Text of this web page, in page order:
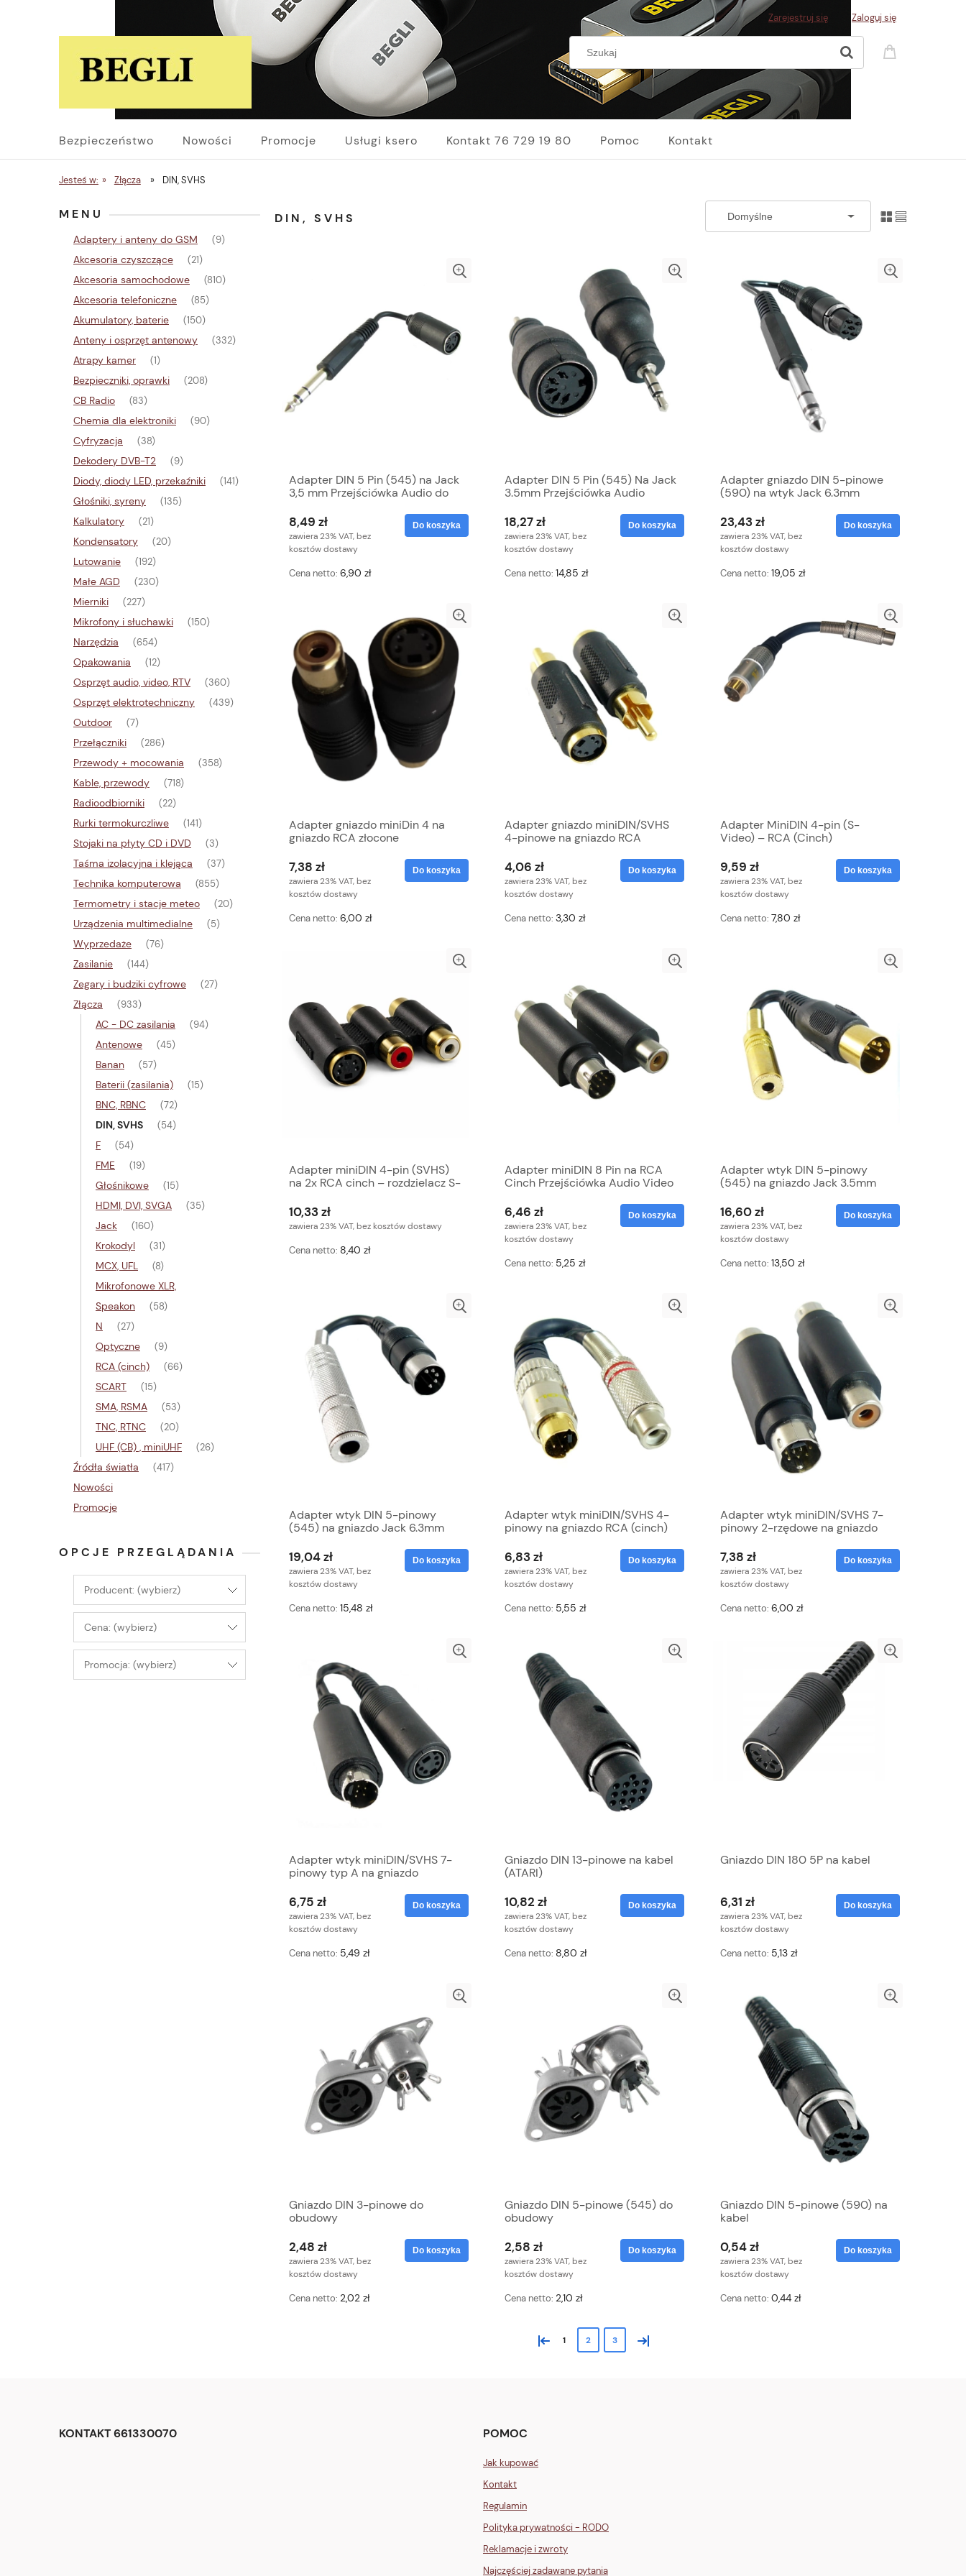
Zarejestruj się Zaloguj się
Bezpieczeństwo Nowości Promocje Usługi ksero Kontakt 76 729 19 80 Pomoc Kontakt
Jesteś w: » Złącza » DIN, SVHS
MENU
Adaptery i anteny do GSM (9)
Akcesoria czyszczące (21)
Akcesoria samochodowe (810)
Akcesoria telefoniczne (85)
Akumulatory, baterie (150)
Anteny i osprzęt antenowy (332)
Atrapy kamer (1)
Bezpieczniki, oprawki (208)
CB Radio (83)
Chemia dla elektroniki (90)
Cyfryzacja (38)
Dekodery DVB-T2 (9)
Diody, diody LED, przekaźniki (141)
Głośniki, syreny (135)
Kalkulatory (21)
Kondensatory (20)
Lutowanie (192)
Małe AGD (230)
Mierniki (227)
Mikrofony i słuchawki (150)
Narzędzia (654)
Opakowania (12)
Osprzęt audio, video, RTV (360)
Osprzęt elektrotechniczny (439)
Outdoor (7)
Przełączniki (286)
Przewody + mocowania (358)
Kable, przewody (718)
Radioodbiorniki (22)
Rurki termokurczliwe (141)
Stojaki na płyty CD i DVD (3)
Taśma izolacyjna i klejąca (37)
Technika komputerowa (855)
Termometry i stacje meteo (20)
Urządzenia multimedialne (5)
Wyprzedaże (76)
Zasilanie (144)
Zegary i budziki cyfrowe (27)
Złącza (933)
AC - DC zasilania (94)
Antenowe (45)
Banan (57)
Baterii (zasilania) (15)
BNC, RBNC (72)
DIN, SVHS (54)
F (54)
FME (19)
Głośnikowe (15)
HDMI, DVI, SVGA (35)
Jack (160)
Krokodyl (31)
MCX, UFL (8)
Mikrofonowe XLR,
Speakon
(58)
N (27)
Optyczne (9)
RCA (cinch) (66)
SCART (15)
SMA, RSMA (53)
TNC, RTNC (20)
UHF (CB) , miniUHF (26)
Źródła światła (417)
Nowości
Promocje
OPCJE PRZEGLĄDANIA
Producent: (wybierz)
Cena: (wybierz)
Promocja: (wybierz)
DIN, SVHS
Adapter DIN 5 Pin (545) na Jack
3,5 mm Przejściówka Audio do
8,49 zł
zawiera 23% VAT, bez
kosztów dostawy
Cena netto: 6,90 zł
Do koszyka
Adapter DIN 5 Pin (545) Na Jack
3.5mm Przejściówka Audio
18,27 zł
zawiera 23% VAT, bez
kosztów dostawy
Cena netto: 14,85 zł
Do koszyka
Adapter gniazdo DIN 5-pinowe
(590) na wtyk Jack 6.3mm
23,43 zł
zawiera 23% VAT, bez
kosztów dostawy
Cena netto: 19,05 zł
Do koszyka
Adapter gniazdo miniDin 4 na
gniazdo RCA złocone
7,38 zł
zawiera 23% VAT, bez
kosztów dostawy
Cena netto: 6,00 zł
Do koszyka
Adapter gniazdo miniDIN/SVHS
4-pinowe na gniazdo RCA
4,06 zł
zawiera 23% VAT, bez
kosztów dostawy
Cena netto: 3,30 zł
Do koszyka
Adapter MiniDIN 4-pin (S-
Video) – RCA (Cinch)
9,59 zł
zawiera 23% VAT, bez
kosztów dostawy
Cena netto: 7,80 zł
Do koszyka
Adapter miniDIN 4-pin (SVHS)
na 2x RCA cinch – rozdzielacz S-
10,33 zł
zawiera 23% VAT, bez kosztów dostawy
Cena netto: 8,40 zł
Adapter miniDIN 8 Pin na RCA
Cinch Przejściówka Audio Video
6,46 zł
zawiera 23% VAT, bez
kosztów dostawy
Cena netto: 5,25 zł
Do koszyka
Adapter wtyk DIN 5-pinowy
(545) na gniazdo Jack 3.5mm
16,60 zł
zawiera 23% VAT, bez
kosztów dostawy
Cena netto: 13,50 zł
Do koszyka
Adapter wtyk DIN 5-pinowy
(545) na gniazdo Jack 6.3mm
19,04 zł
zawiera 23% VAT, bez
kosztów dostawy
Cena netto: 15,48 zł
Do koszyka
Adapter wtyk miniDIN/SVHS 4-
pinowy na gniazdo RCA (cinch)
6,83 zł
zawiera 23% VAT, bez
kosztów dostawy
Cena netto: 5,55 zł
Do koszyka
Adapter wtyk miniDIN/SVHS 7-
pinowy 2-rzędowe na gniazdo
7,38 zł
zawiera 23% VAT, bez
kosztów dostawy
Cena netto: 6,00 zł
Do koszyka
Adapter wtyk miniDIN/SVHS 7-
pinowy typ A na gniazdo
6,75 zł
zawiera 23% VAT, bez
kosztów dostawy
Cena netto: 5,49 zł
Do koszyka
Gniazdo DIN 13-pinowe na kabel
(ATARI)
10,82 zł
zawiera 23% VAT, bez
kosztów dostawy
Cena netto: 8,80 zł
Do koszyka
Gniazdo DIN 180 5P na kabel
6,31 zł
zawiera 23% VAT, bez
kosztów dostawy
Cena netto: 5,13 zł
Do koszyka
Gniazdo DIN 3-pinowe do
obudowy
2,48 zł
zawiera 23% VAT, bez
kosztów dostawy
Cena netto: 2,02 zł
Do koszyka
Gniazdo DIN 5-pinowe (545) do
obudowy
2,58 zł
zawiera 23% VAT, bez
kosztów dostawy
Cena netto: 2,10 zł
Do koszyka
Gniazdo DIN 5-pinowe (590) na
kabel
0,54 zł
zawiera 23% VAT, bez
kosztów dostawy
Cena netto: 0,44 zł
Do koszyka
« 1 2 3 »
KONTAKT 661330070 POMOC
Jak kupować
Kontakt
Regulamin
Polityka prywatności - RODO
Reklamacje i zwroty
Najczęściej zadawane pytania